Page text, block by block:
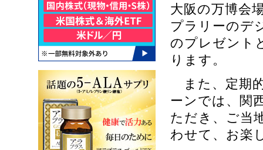
大阪の万博会
プラリーのデ
のプレゼント
ります。
また、定期
ーンでは、関
ただき、ご当
わせて、お楽